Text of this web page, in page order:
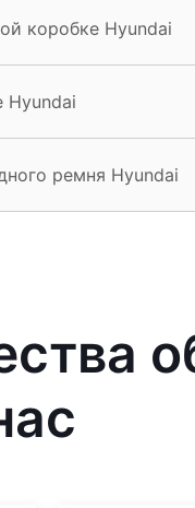
коробке Hyundai
Hyundai
ремня Hyundai